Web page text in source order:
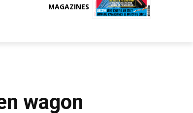
MAGAZINES
wagon